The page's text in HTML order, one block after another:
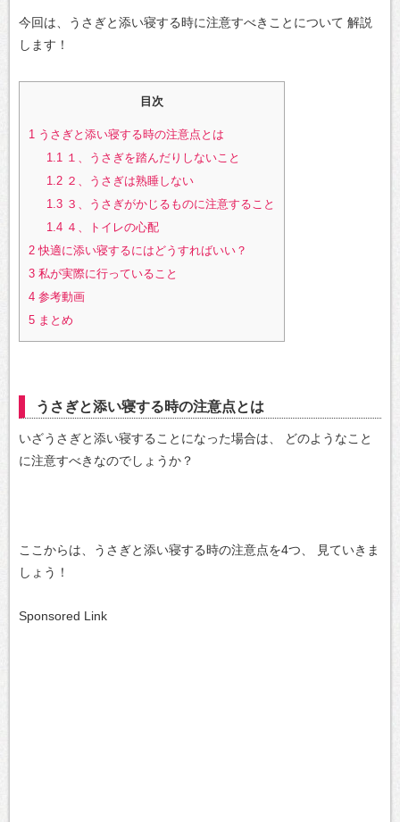
今回は、うさぎと添い寝する時に注意すべきことについて 解説
します！
目次
1 うさぎと添い寝する時の注意点とは
1.1１、うさぎを踏んだりしないこと
1.2２、うさぎは熟睡しない
1.3３、うさぎがかじるものに注意すること
1.4４、トイレの心配
2 快適に添い寝するにはどうすればいい？
3 私が実際に行っていること
4 参考動画
5 まとめ
うさぎと添い寝する時の注意点とは
いざうさぎと添い寝することになった場合は、
どのようなこと
に注意すべきなのでしょうか？
ここからは、うさぎと添い寝する時の注意点を4つ、
見ていきま
しょう！
Sponsored Link